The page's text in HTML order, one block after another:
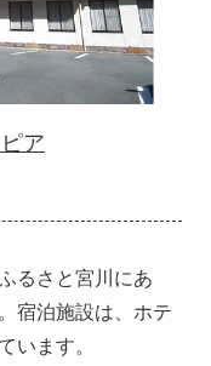
ア
るさと宮川にあ
宿泊施設は、ホテ
います。